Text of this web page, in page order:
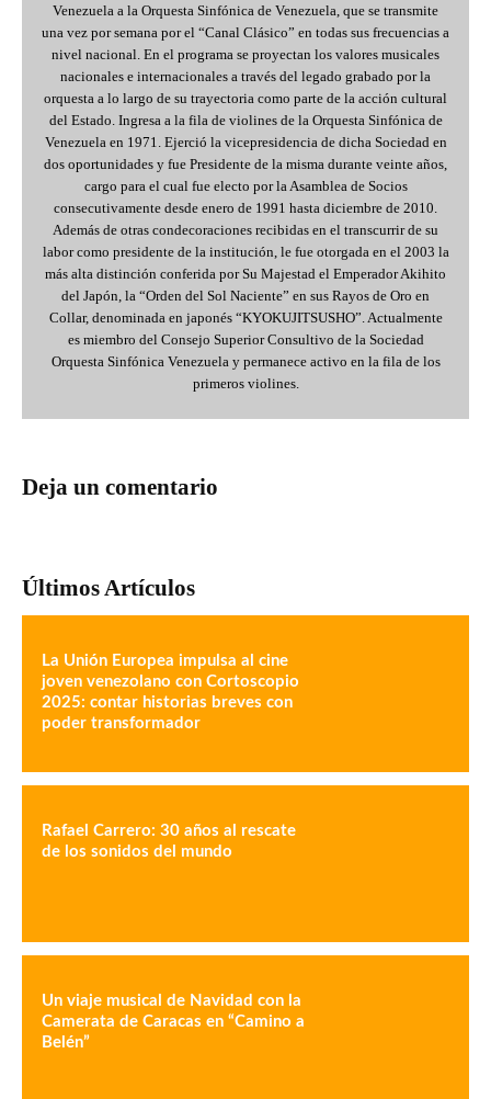
Venezuela a la Orquesta Sinfónica de Venezuela, que se transmite
una vez por semana por el “Canal Clásico” en todas sus frecuencias a
nivel nacional. En el programa se proyectan los valores musicales
nacionales e internacionales a través del legado grabado por la
orquesta a lo largo de su trayectoria como parte de la acción cultural
del Estado. Ingresa a la fila de violines de la Orquesta Sinfónica de
Venezuela en 1971. Ejerció la vicepresidencia de dicha Sociedad en
dos oportunidades y fue Presidente de la misma durante veinte años,
cargo para el cual fue electo por la Asamblea de Socios
consecutivamente desde enero de 1991 hasta diciembre de 2010.
Además de otras condecoraciones recibidas en el transcurrir de su
labor como presidente de la institución, le fue otorgada en el 2003 la
más alta distinción conferida por Su Majestad el Emperador Akihito
del Japón, la “Orden del Sol Naciente” en sus Rayos de Oro en
Collar, denominada en japonés “KYOKUJITSUSHO”. Actualmente
es miembro del Consejo Superior Consultivo de la Sociedad
Orquesta Sinfónica Venezuela y permanece activo en la fila de los
primeros violines.
Deja un comentario
Últimos Artículos
La Unión Europea impulsa al cine
joven venezolano con Cortoscopio
2025: contar historias breves con
poder transformador
Rafael Carrero: 30 años al rescate
de los sonidos del mundo
Un viaje musical de Navidad con la
Camerata de Caracas en “Camino a
Belén”